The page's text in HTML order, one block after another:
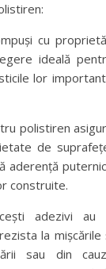
cu
ideală
lor
polistiren
de
aderență
construite.
adezivi au
la mișcările
sau din